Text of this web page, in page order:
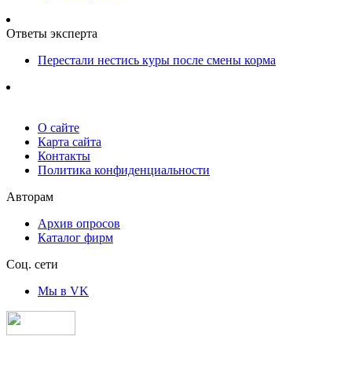
Ответы эксперта
Перестали нестись куры после смены корма
О сайте
Карта сайта
Контакты
Политика конфиденциальности
Авторам
Архив опросов
Каталог фирм
Соц. сети
Мы в VK